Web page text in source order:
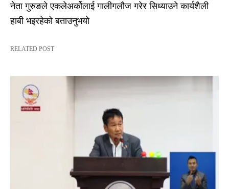
नेता गुरुङले एकलेअर्कोलाई गालीगलौज गरेर सिध्याउने कार्यशैली
हाबी भइरहेको बताउनुभयो
RELATED POST